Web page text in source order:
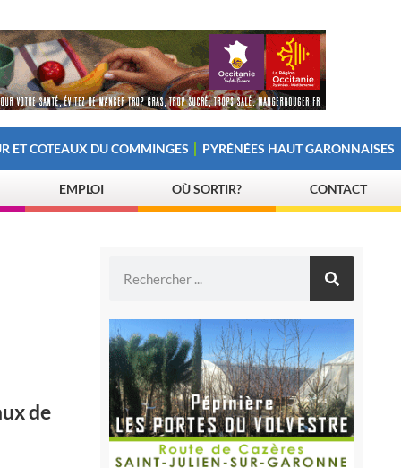
ET COTEAUX DU COMMINGES PYRÉNÉES HAUT GARONNAISES
EMPLOI OÙ SORTIR? CONTACT
de